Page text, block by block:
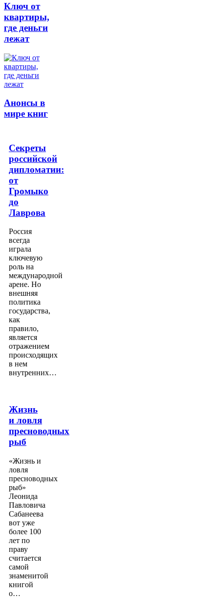
Ключ от
квартиры,
где деньги
лежат
Анонсы в
мире книг
Секреты
российской
дипломатии:
от
Громыко
до
Лаврова
Россия
всегда
играла
ключевую
роль на
международной
арене. Но
внешняя
политика
государства,
как
правило,
является
отражением
происходящих
в нем
внутренних…
Жизнь
и ловля
пресноводных
рыб
«Жизнь и
ловля
пресноводных
рыб»
Леонида
Павловича
Сабанеева
вот уже
более 100
лет по
праву
считается
самой
знаменитой
книгой
о…